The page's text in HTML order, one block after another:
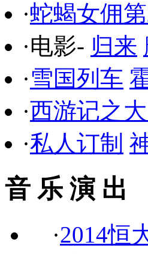
·蛇蝎女佣
·电影- 归来
·雪国列车
·西游记之
·私人订制
音 乐 演 出
·2014恒